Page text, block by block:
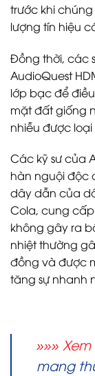
trước khi
lượng tín hiệu
Đồng thời, các
AudioQuest
lớp bạc để
mặt đất giống
nhiễu được
Các kỹ sư của
hàn nguội độc
dây dẫn của
Cola, cung
không gây ra
nhiệt thường
đồng và được
tăng sự nhanh
»»»
mang